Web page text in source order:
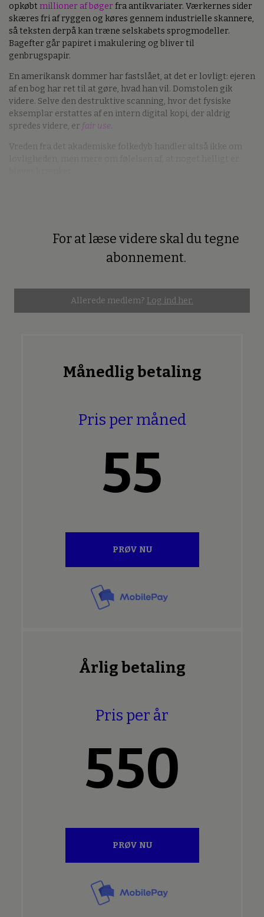
opkøbt millioner af bøgerfra antikvariater. Værkernes sider
skæres fri af ryggen og køres gennem industrielle skannere,
så teksten derpå kan træne selskabets sprogmodeller.
Bagefter går papiret i makulering og bliver til
genbrugspapir.
En amerikansk dommer har fastslået, at det er lovligt: ejeren
af en bog har ret til at gøre, hvad han vil. Domstolen gik
videre. Selve den destruktive scanning, hvor det fysiske
eksemplar erstattes af en intern digital kopi, der aldrig
spredes videre, er fair use.
Vreden fra det akademiske folkedyb handler altså ikke om
For at læse videre skal du tegne
abonnement.
Allerede medlem? Log ind her.
Månedlig betaling
Pris per måned
55
PRØV NU
Årlig betaling
Pris per år
550
PRØV NU